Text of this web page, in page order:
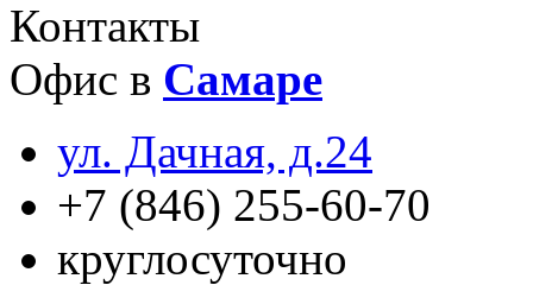
Контакты
Офис в Самаре
ул. Дачная, д.24
+7 (846) 255-60-70
круглосуточно